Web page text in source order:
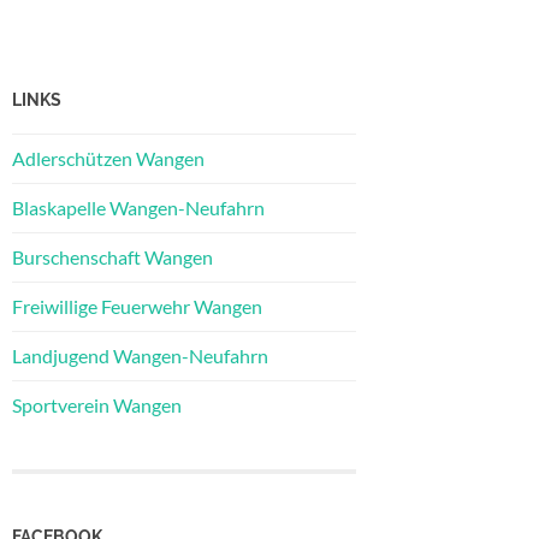
LINKS
Adlerschützen Wangen
Blaskapelle Wangen-Neufahrn
Burschenschaft Wangen
Freiwillige Feuerwehr Wangen
Landjugend Wangen-Neufahrn
Sportverein Wangen